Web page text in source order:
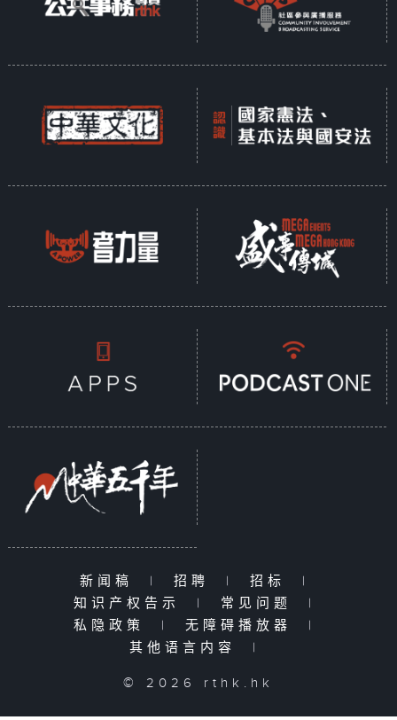
新闻稿 | 招聘 | 招标
|
知识产权告示
| 常见问题
|
私隐政策
| 无障碍播放器
|
其他语言内容
|
© 2026 rthk.hk